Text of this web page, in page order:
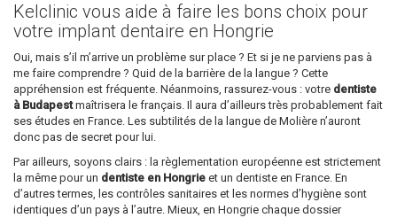
Kelclinic vous aide à faire les bons choix pour
votre implant dentaire en Hongrie
Oui, mais s’il m’arrive un problème sur place ? Et si je ne parviens pas à
me faire comprendre ? Quid de la barrière de la langue ? Cette
appréhension est fréquente. Néanmoins, rassurez-vous : votre dentiste
à Budapestmaîtrisera le français. Il aura d’ailleurs très probablement fait
ses études en France. Les subtilités de la langue de Molière n’auront
donc pas de secret pour lui.
Par ailleurs, soyons clairs : la règlementation européenne est strictement
la même pour un dentiste en Hongrie et un dentiste en France. En
d’autres termes, les contrôles sanitaires et les normes d’hygiène sont
identiques d’un pays à l’autre. Mieux, en Hongrie chaque dossier